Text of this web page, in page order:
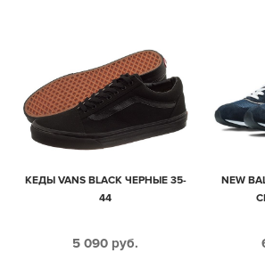
КЕДЫ VANS BLACK ЧЕРНЫЕ 35-
44
5 090 руб.
NEW